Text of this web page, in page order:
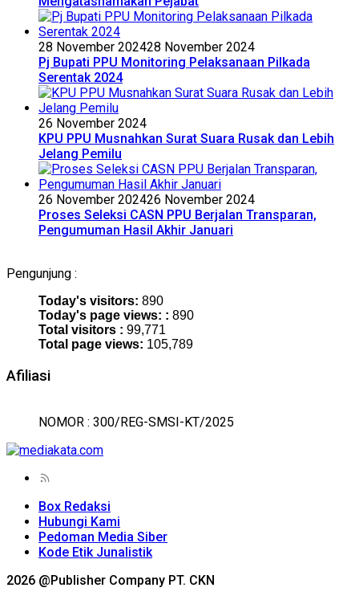
28 November 202428 November 2024
Pj Bupati PPU Monitoring Pelaksanaan Pilkada
Serentak 2024
26 November 2024
KPU PPU Musnahkan Surat Suara Rusak dan Lebih
Jelang Pemilu
26 November 202426 November 2024
Proses Seleksi CASN PPU Berjalan Transparan,
Pengumuman Hasil Akhir Januari
Pengunjung :
Today's visitors: 890
Today's page views: : 890
Total visitors : 99,771
Total page views: 105,789
Afiliasi
NOMOR : 300/REG-SMSI-KT/2025
Box Redaksi
Hubungi Kami
Pedoman Media Siber
Kode Etik Junalistik
2026 @Publisher Company PT. CKN